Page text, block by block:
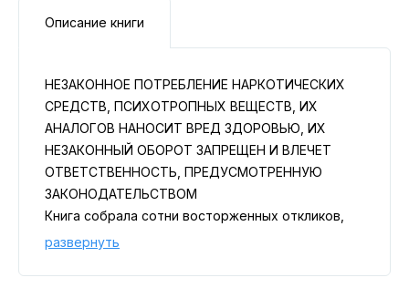
Описание книги
НЕЗАКОННОЕ ПОТРЕБЛЕНИЕ НАРКОТИЧЕСКИХ
СРЕДСТВ, ПСИХОТРОПНЫХ ВЕЩЕСТВ, ИХ
АНАЛОГОВ НАНОСИТ ВРЕД ЗДОРОВЬЮ, ИХ
НЕЗАКОННЫЙ ОБОРОТ ЗАПРЕЩЕН И ВЛЕЧЕТ
ОТВЕТСТВЕННОСТЬ, ПРЕДУСМОТРЕННУЮ
ЗАКОНОДАТЕЛЬСТВОМ
Книга собрала сотни восторженных откликов,
отмечена двумя премиями «Мастера ужасов»,
«Фантлаб».
развернуть